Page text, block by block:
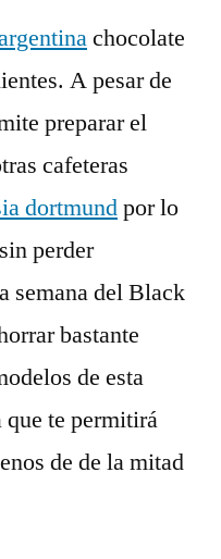
chocolate
A pesar de
preparar el
cafeteras
dortmundpor lo
perder
semana del Black
bastante
de esta
que te permitirá
de de la mitad